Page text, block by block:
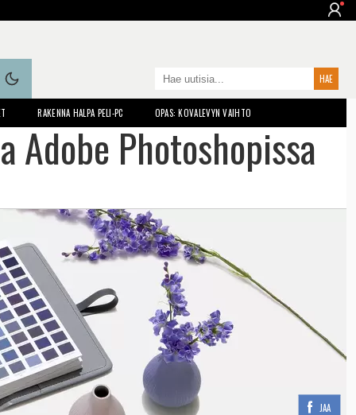
RAKENNA HALPA PELI-PC OPAS: KOVALEVYN VAIHTO
Photoshopissa
JAA